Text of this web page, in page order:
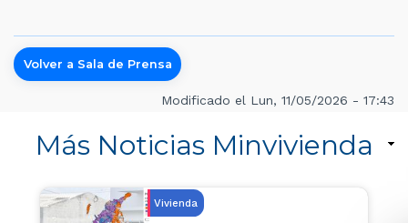
Volver a Sala de Prensa
Modificado el Lun, 11/05/2026 - 17:43
Más Noticias Minvivienda
Vivienda